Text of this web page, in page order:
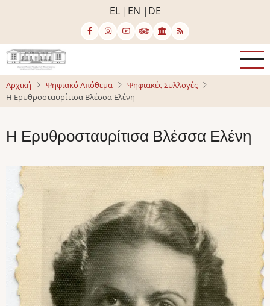
κυρίως
περιεχόμενο
EL EN DE
Αρχική Ψηφιακό Απόθεμα
Ψηφιακές Συλλογές
Η Ερυθροσταυρίτισα Βλέσσα Ελένη
Η Ερυθροσταυρίτισα Βλέσσα Ελένη
Image